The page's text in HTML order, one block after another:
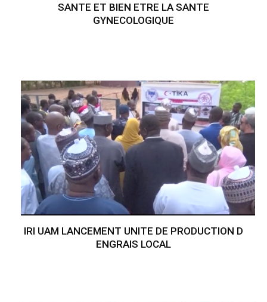
SANTE ET BIEN ETRE LA SANTE
GYNECOLOGIQUE
IRI UAM LANCEMENT UNITE DE PRODUCTION D
ENGRAIS LOCAL